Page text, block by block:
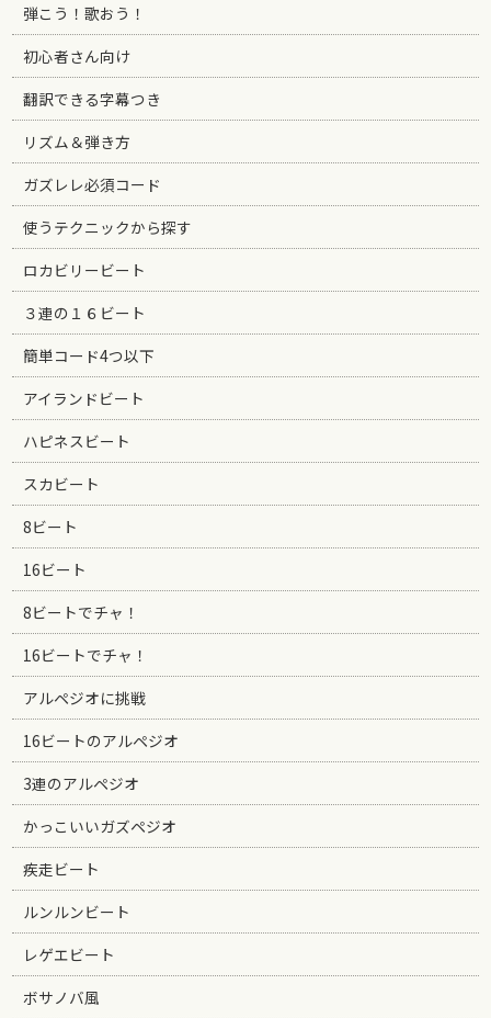
弾こう！歌おう！
初心者さん向け
翻訳できる字幕つき
リズム＆弾き方
ガズレレ必須コード
使うテクニックから探す
ロカビリービート
３連の１６ビート
簡単コード4つ以下
アイランドビート
ハピネスビート
スカビート
8ビート
16ビート
8ビートでチャ！
16ビートでチャ！
アルペジオに挑戦
16ビートのアルペジオ
3連のアルペジオ
かっこいいガズペジオ
疾走ビート
ルンルンビート
レゲエビート
ボサノバ風